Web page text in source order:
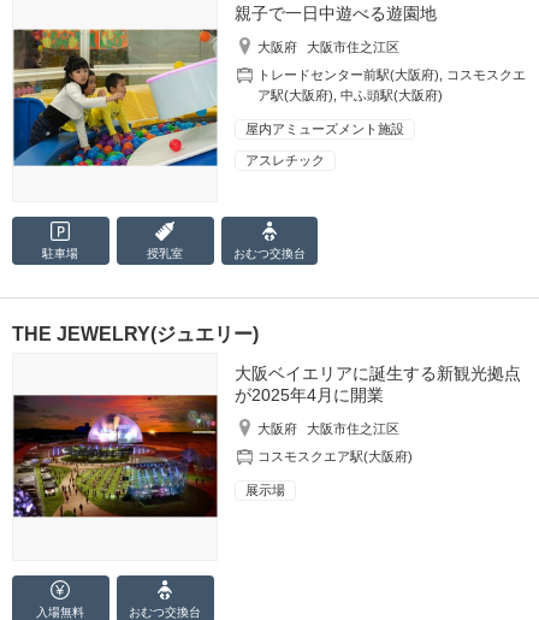
親子で一日中遊べる遊園地
大阪府
大阪市住之江区
トレードセンター前駅(大阪府)
コスモスクエ
ア駅(大阪府) ,中ふ頭駅(大阪府)
屋内アミューズメント施設
アスレチック
駐車場 授乳室 おむつ交換台
THE JEWELRY(ジュエリー)
大阪ベイエリアに誕生する新観光拠点
が2025年4月に開業
大阪府
大阪市住之江区
コスモスクエア駅(大阪府)
展示場
入場無料 おむつ交換台